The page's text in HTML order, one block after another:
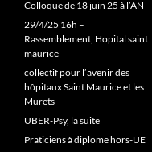
Colloque de 18 juin 25 à l’AN
29/4/25 16h –
Rassemblement, Hopital saint
maurice
collectif pour l’avenir des
hôpitaux Saint Maurice et les
Murets
UBER-Psy, la suite
Praticiens à diplome hors-UE